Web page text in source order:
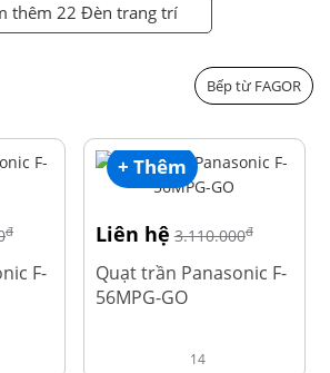
thêm 22 Đèn trang trí
Bếp từ FAGOR
đ
F-
+ Thêm
Liên hệ 3.110.000đ
Quạt trần Panasonic F-
56MPG-GO
14